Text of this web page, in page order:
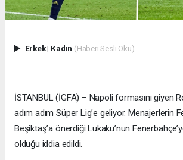
Erkek| Kadın (Haberi Sesli Oku)
İSTANBUL (İGFA) – Napoli formasını giyen
adım adım Süper Lig’e geliyor. Menajerlerin
Beşiktaş’a önerdiği Lukaku’nun
olduğu iddia edildi.